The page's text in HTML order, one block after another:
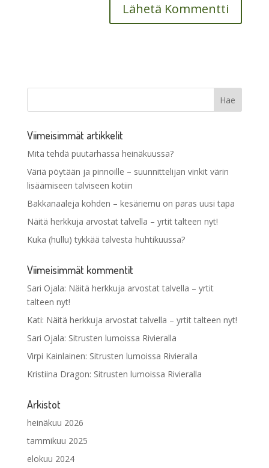
Viimeisimmät artikkelit
Mitä tehdä puutarhassa heinäkuussa?
Väriä pöytään ja pinnoille – suunnittelijan vinkit värin
lisäämiseen talviseen kotiin
Bakkanaaleja kohden – kesäriemu on paras uusi tapa
Näitä herkkuja arvostat talvella – yrtit talteen nyt!
Kuka (hullu) tykkää talvesta huhtikuussa?
Viimeisimmät kommentit
Sari Ojala: Näitä herkkuja arvostat talvella – yrtit
talteen nyt!
Kati: Näitä herkkuja arvostat talvella – yrtit talteen nyt!
Sari Ojala: Sitrusten lumoissa Rivieralla
Virpi Kainlainen: Sitrusten lumoissa Rivieralla
Kristiina Dragon: Sitrusten lumoissa Rivieralla
Arkistot
heinäkuu 2026
tammikuu 2025
elokuu 2024